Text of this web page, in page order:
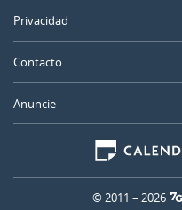
Privacidad
Contacto
Anuncie
© 2011 – 2026